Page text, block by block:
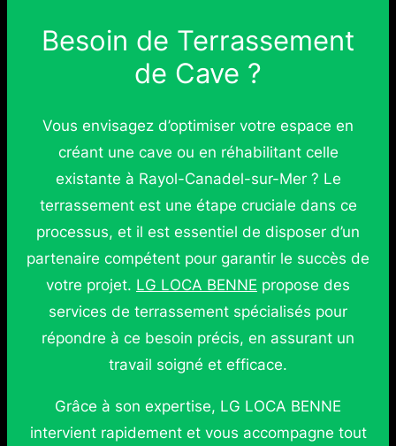
Besoin de Terrassement
de Cave ?
Vous envisagez d’optimiser votre espace en
créant une cave ou en réhabilitant celle
existante à Rayol-Canadel-sur-Mer ? Le
terrassement est une étape cruciale dans ce
processus, et il est essentiel de disposer d’un
partenaire compétent pour garantir le succès de
votre projet. LG LOCA BENNE propose des
services de terrassement spécialisés pour
répondre à ce besoin précis, en assurant un
travail soigné et efficace.
Grâce à son expertise, LG LOCA BENNE
intervient rapidement et vous accompagne tout